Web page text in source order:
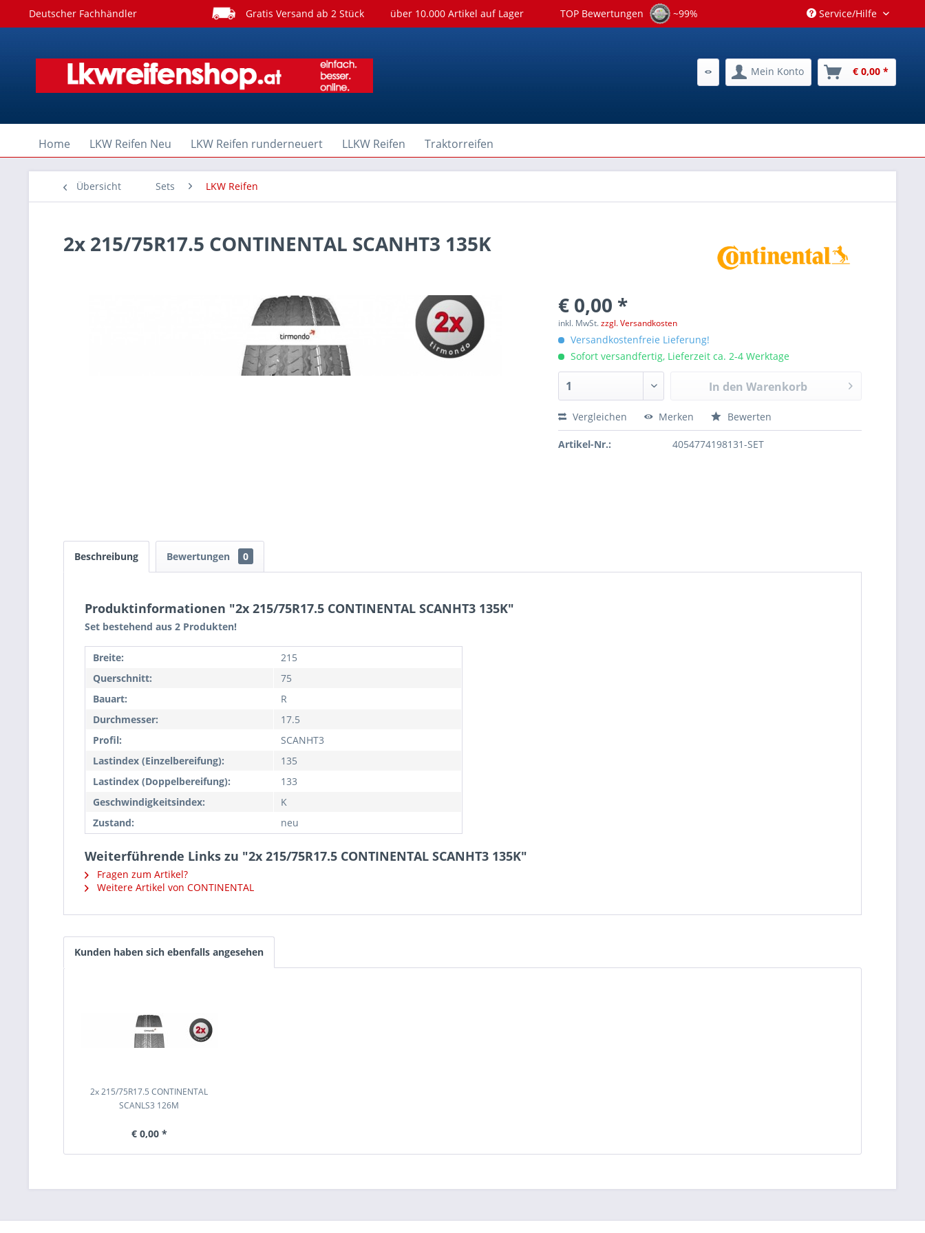
Deutscher Fachhändler Gratis Versand ab 2 Stück über 10.000 Artikel auf Lager TOP Bewertungen ~99% Service/Hilfe
Mein Konto € 0,00 *
Home LKW Reifen Neu LKW Reifen runderneuert LLKW Reifen Traktorreifen
Übersicht Sets LKW Reifen
2x 215/75R17.5 CONTINENTAL SCANHT3 135K
€ 0,00 *
inkl. MwSt.zzgl. Versandkosten
Versandkostenfreie Lieferung!
Sofort versandfertig, Lieferzeit ca. 2-4 Werktage
In den Warenkorb
Vergleichen Merken Bewerten
Artikel-Nr.: 4054774198131-SET
Beschreibung Bewertungen 0
Produktinformationen "2x 215/75R17.5 CONTINENTAL SCANHT3 135K"
Set bestehend aus 2 Produkten!
Breite:
215
Querschnitt:
75
Bauart:
R
Durchmesser:
17.5
Profil:
SCANHT3
Lastindex (Einzelbereifung):
135
Lastindex (Doppelbereifung):
133
Geschwindigkeitsindex:
K
Zustand:
neu
Weiterführende Links zu "2x 215/75R17.5 CONTINENTAL SCANHT3 135K"
Fragen zum Artikel?
Weitere Artikel von CONTINENTAL
Kunden haben sich ebenfalls angesehen
2x 215/75R17.5 CONTINENTAL
SCANLS3 126M
€ 0,00 *